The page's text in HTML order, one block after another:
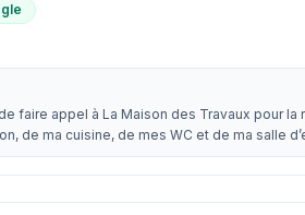
faire appel à La Maison des Travaux pour la
de ma cuisine, de mes WC et de ma salle